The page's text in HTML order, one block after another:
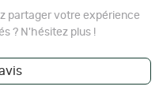
partager votre expérience
? N'hésitez plus !